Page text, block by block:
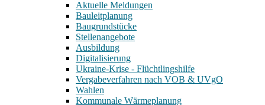
Aktuelle Meldungen
Bauleitplanung
Baugrundstücke
Stellenangebote
Ausbildung
Digitalisierung
Ukraine-Krise - Flüchtlingshilfe
Vergabeverfahren nach VOB & UVgO
Wahlen
Kommunale Wärmeplanung